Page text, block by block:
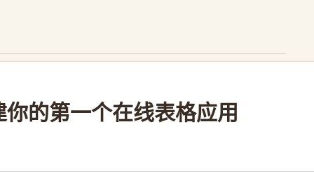
的第一个在线表格应用